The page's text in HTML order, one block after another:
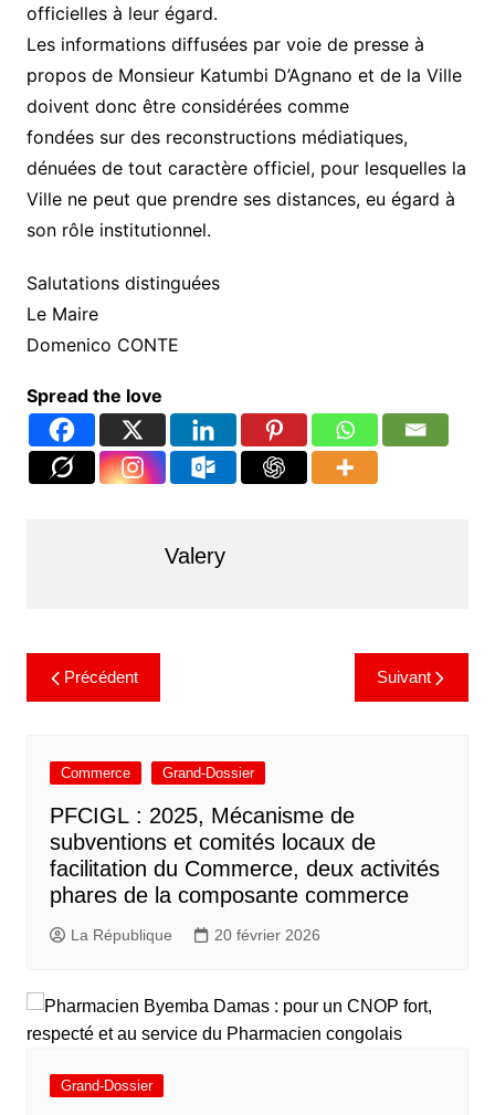
officielles à leur égard.
Les informations diffusées par voie de presse à
propos de Monsieur Katumbi D’Agnano et de la Ville
doivent donc être considérées comme
fondées sur des reconstructions médiatiques,
dénuées de tout caractère officiel, pour lesquelles la
Ville ne peut que prendre ses distances, eu égard à
son rôle institutionnel.
Salutations distinguées
Le Maire
Domenico CONTE
Spread the love
Valery
Précédent Suivant
Commerce Grand-Dossier
PFCIGL : 2025, Mécanisme de
subventions et comités locaux de
facilitation du Commerce, deux activités
phares de la composante commerce
La République 20 février 2026
Grand-Dossier